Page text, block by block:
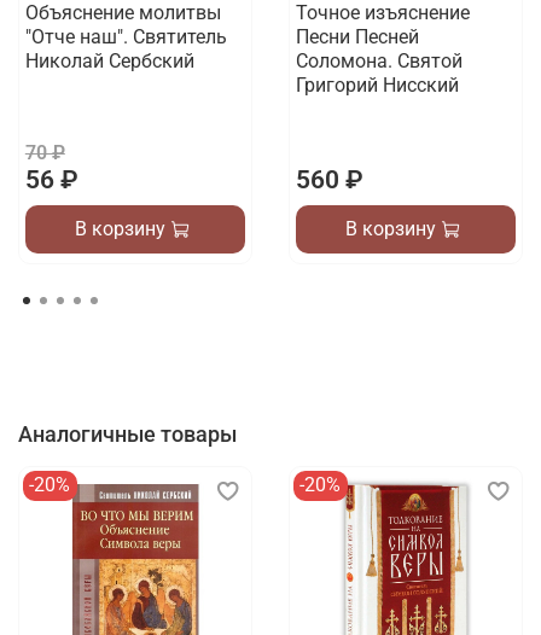
Объяснение молитвы
"Отче наш". Святитель
Николай Сербский
70 ₽
56 ₽
В корзину
Точное изъяснение
Песни Песней
Соломона. Святой
Григорий Нисский
560 ₽
В корзину
Аналогичные товары
-20% -20%